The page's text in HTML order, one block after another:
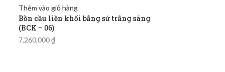
Thêm vào giỏ hàng
Bồn cầu liền khối bằng sứ trắng sáng
(BCK – 06)
7,260,000₫